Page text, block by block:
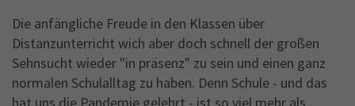
Die anfängliche Freude in den Klassen über
Distanzunterricht wich aber doch schnell der großen
Sehnsucht wieder "in präsenz" zu sein und einen ganz
normalen Schulalltag zu haben. Denn Schule - und das